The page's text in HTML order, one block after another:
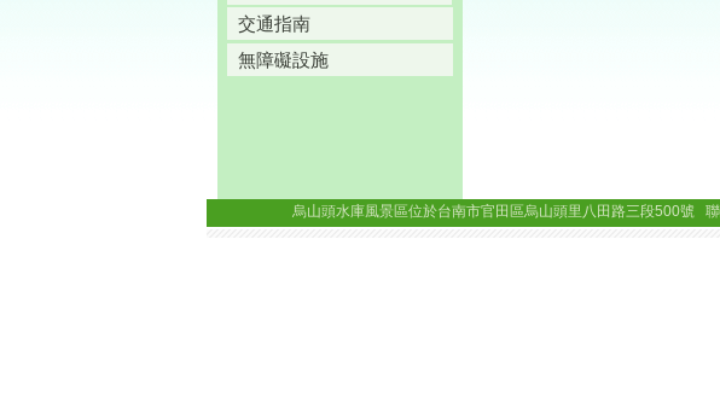
交通指南
無障礙設施
烏山頭水庫風景區位於台南市官田區烏山頭里八田路三段500號